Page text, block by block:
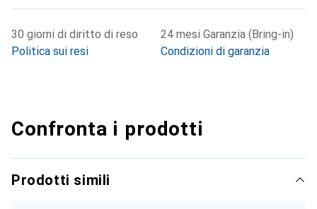
30 giorni di diritto di reso
Politica sui resi
24 mesi Garanzia (Bring-in)
Condizioni di garanzia
Confronta i prodotti
Prodotti simili